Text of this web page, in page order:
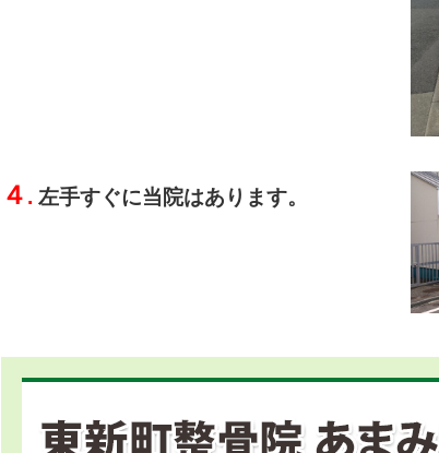
４ . 左手すぐに当院はあります。